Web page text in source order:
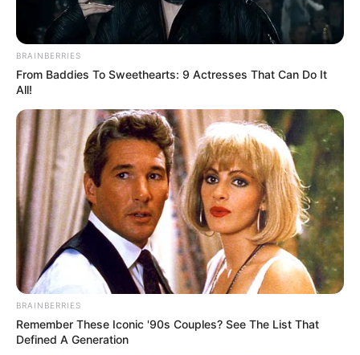
BRAINBERRIES
From Baddies To Sweethearts: 9 Actresses That Can Do It
All!
BRAINBERRIES
Remember These Iconic '90s Couples? See The List That
Defined A Generation